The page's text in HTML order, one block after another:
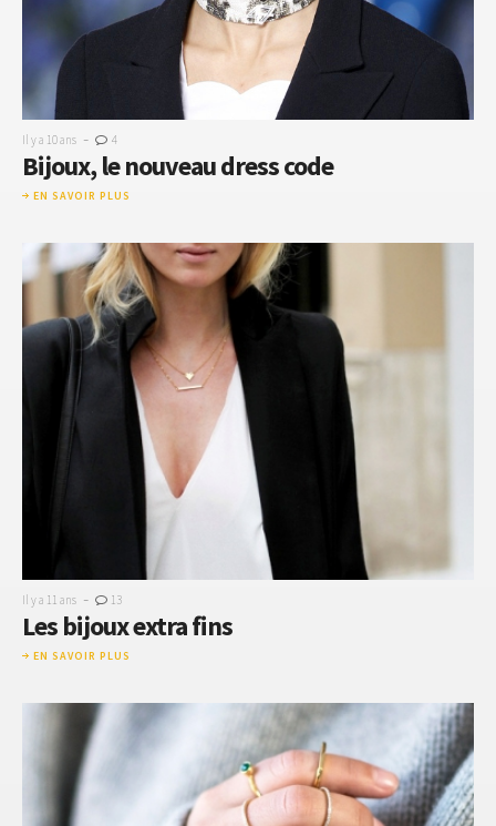
Il y a 10 ans - 4
Bijoux, le nouveau dress code
EN SAVOIR PLUS
Il y a 11 ans - 13
Les bijoux extra fins
EN SAVOIR PLUS